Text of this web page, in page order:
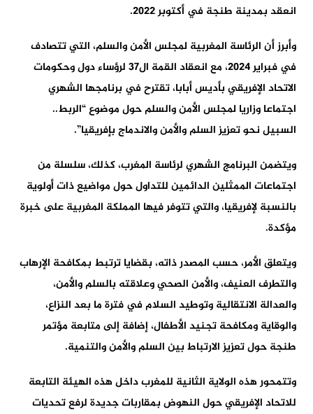
انعقد بمدينة طنجة في أكتوبر 2022.
وأبرز أن الرئاسة المغربية لمجلس الأمن والسلم، التي تتصادف
في فبراير 2024، مع انعقاد القمة ال37 لرؤساء دول وحكومات
الاتحاد الإفريقي بأديس أبابا، تقترح في برنامجها الشهري
اجتماعا وزاريا لمجلس الأمن والسلم حول موضوع “الربط..
السبيل نحو تعزيز السلم والأمن والاندماج بإفريقيا”.
ويتضمن البرنامج الشهري لرئاسة المغرب، كذلك، سلسلة من
اجتماعات الممثلين الدائمين للتداول حول مواضيع ذات أولوية
بالنسبة لإفريقيا، والتي تتوفر فيها المملكة المغربية على خبرة
مؤكدة.
ويتعلق الأمر، حسب المصدر ذاته، بقضايا ترتبط بمكافحة الإرهاب
والتطرف العنيف، والأمن الصحي وعلاقته بالسلم والأمن،
والعدالة الانتقالية وتوطيد السلام في فترة ما بعد النزاع،
والوقاية ومكافحة تجنيد الأطفال، إضافة إلى متابعة مؤتمر
طنجة حول تعزيز الارتباط بين السلم والأمن والتنمية.
وتتمحور هذه الولاية الثانية للمغرب داخل هذه الهيئة التابعة
للاتحاد الإفريقي حول النهوض بمقاربات جديدة لرفع تحديات